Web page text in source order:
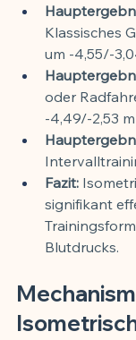
Klassisches
um -4,55/-
oder
-4,49/-2,53
Fazit:
signifikant
Blutdrucks.